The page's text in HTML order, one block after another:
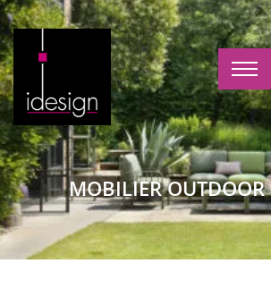
MOBILIER